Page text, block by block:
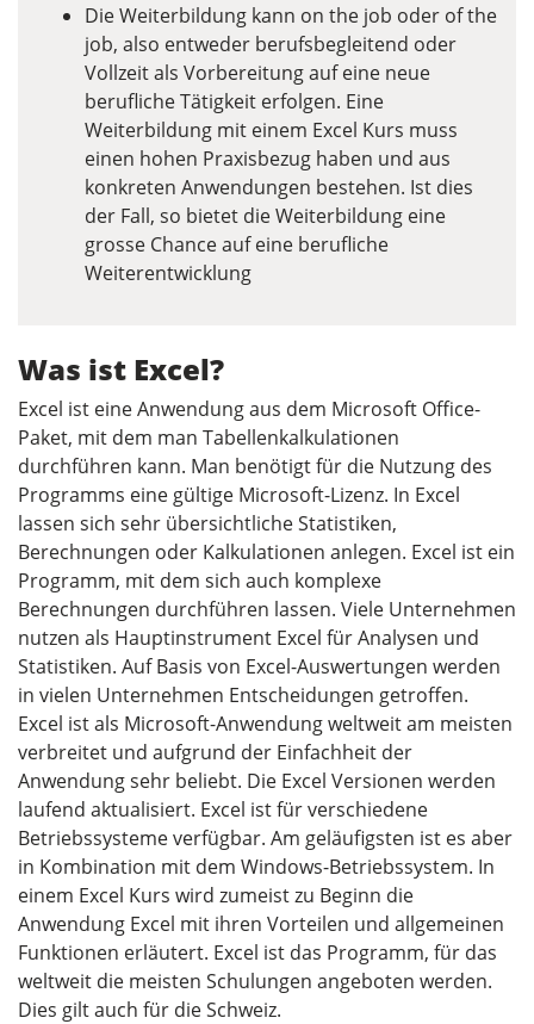
Die Weiterbildung kann on the job oder of the
job, also entweder berufsbegleitend oder
Vollzeit als Vorbereitung auf eine neue
berufliche Tätigkeit erfolgen. Eine
Weiterbildung mit einem Excel Kurs muss
einen hohen Praxisbezug haben und aus
konkreten Anwendungen bestehen. Ist dies
der Fall, so bietet die Weiterbildung eine
grosse Chance auf eine berufliche
Weiterentwicklung
Was ist Excel?
Excel ist eine Anwendung aus dem Microsoft Office-
Paket, mit dem man Tabellenkalkulationen
durchführen kann. Man benötigt für die Nutzung des
Programms eine gültige Microsoft-Lizenz. In Excel
lassen sich sehr übersichtliche Statistiken,
Berechnungen oder Kalkulationen anlegen. Excel ist ein
Programm, mit dem sich auch komplexe
Berechnungen durchführen lassen. Viele Unternehmen
nutzen als Hauptinstrument Excel für Analysen und
Statistiken. Auf Basis von Excel-Auswertungen werden
in vielen Unternehmen Entscheidungen getroffen.
Excel ist als Microsoft-Anwendung weltweit am meisten
verbreitet und aufgrund der Einfachheit der
Anwendung sehr beliebt. Die Excel Versionen werden
laufend aktualisiert. Excel ist für verschiedene
Betriebssysteme verfügbar. Am geläufigsten ist es aber
in Kombination mit dem Windows-Betriebssystem. In
einem Excel Kurs wird zumeist zu Beginn die
Anwendung Excel mit ihren Vorteilen und allgemeinen
Funktionen erläutert. Excel ist das Programm, für das
weltweit die meisten Schulungen angeboten werden.
Dies gilt auch für die Schweiz.